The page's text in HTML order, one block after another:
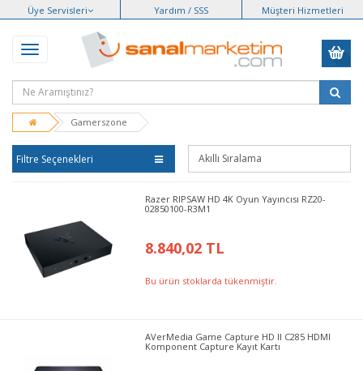
Üye Servisleri Yardım / SSS Müşteri Hizmetleri
Gamerszone
Filtre Seçenekleri
Razer RIPSAW HD 4K Oyun Yayıncısı RZ20-
02850100-R3M1
8.840,02 TL
Bu ürün stoklarda tükenmiştir.
AVerMedia Game Capture HD II C285 HDMI
Komponent Capture Kayıt Kartı